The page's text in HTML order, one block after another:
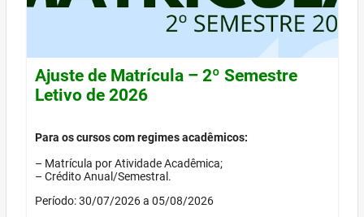
Ajuste de Matrícula – 2º Semestre
Letivo de 2026
Para os cursos com regimes acadêmicos:
– Matrícula por Atividade Acadêmica;
– Crédito Anual/Semestral.
Período: 30/07/2026 a 05/08/2026